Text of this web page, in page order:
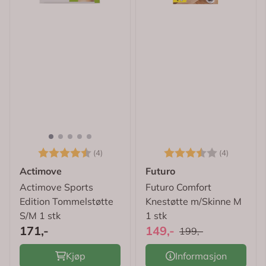
Karakter: (4)
4.3 av 5 mulige
Actimove
Actimove Sports
Edition Tommelstøtte
S/M 1 stk
171,-
Kjøp
Karakter: (4)
Futuro
Futuro Comfort
Knestøtte m/Skinne M
1 stk
149,- 199,-
Informasjon